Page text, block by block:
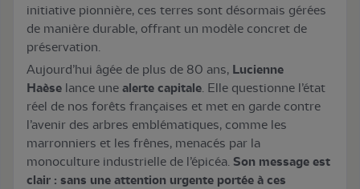
initiative pionnière, ces terres sont désormais gérées
de manière durable, offrant un modèle concret de
préservation.
Aujourd’hui âgée de plus de 80 ans, Lucienne
Haèse lance une alerte capitale. Elle questionne l’état
réel de nos forêts françaises et met en garde contre
l’avenir des arbres emblématiques, comme les
marronniers et les frênes, menacés par la
monoculture industrielle de l’épicéa. Son message est
clair : sans une attention urgente portée à ces